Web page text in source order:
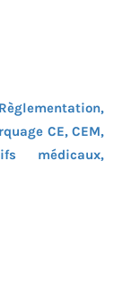
CE, CEM,
médicaux,